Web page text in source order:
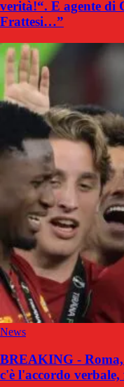
verità!“. E agente di
Frattesi…”
News
BREAKING -
c'è l'accordo